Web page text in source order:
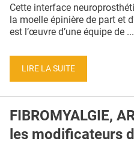
QUI SOMMES-NOUS ?
CONDITIONS GÉNÉRALES
CRÉDITS
Cette interface
la moelle épinière de part et
est l’œuvre d’une équipe de ...
LIRE LA SUITE
FIBROMYALGIE,
les modificateurs